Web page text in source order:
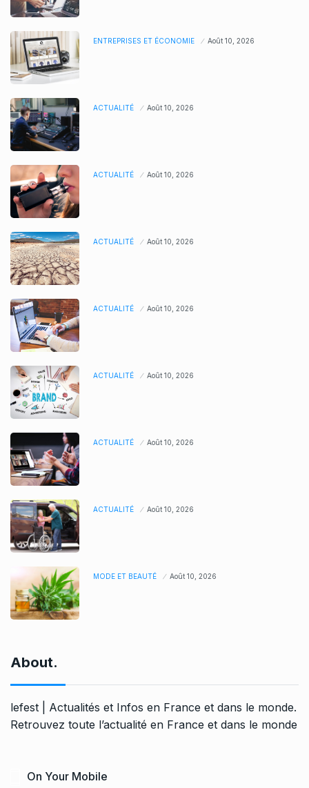
ENTREPRISES ET ÉCONOMIE Août 10, 2026
ACTUALITÉ Août 10, 2026
ACTUALITÉ Août 10, 2026
ACTUALITÉ Août 10, 2026
ACTUALITÉ Août 10, 2026
ACTUALITÉ Août 10, 2026
ACTUALITÉ Août 10, 2026
ACTUALITÉ Août 10, 2026
MODE ET BEAUTÉ Août 10, 2026
About.
lefest | Actualités et Infos en France et dans le monde.
Retrouvez toute l’actualité en France et dans le monde
On Your Mobile